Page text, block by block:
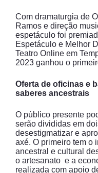
Com dramaturgia de
Ramos e direção
espetáculo foi
Espetáculo e Melhor
Teatro Online em
2023 ganhou o
Oferta de oficinas e
saberes ancestrais
O público presente
serão divididas em
desestigmatizar e
axé. O primeiro tem o
ancestral e cultural
o artesanato e a
realizada com apoio